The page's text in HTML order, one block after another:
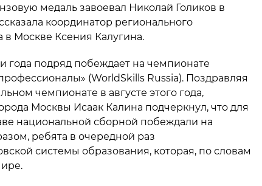
медаль завоевал Николай Голиков в
координатор регионального
в Москве Ксения Калугина.
года подряд побеждает на чемпионате
(WorldSkills Russia). Поздравляя
чемпионате в августе этого года,
Москвы Исаак Калина подчеркнул, что для
национальной сборной побеждали на
ребята в очередной раз
системы образования, которая, по словам